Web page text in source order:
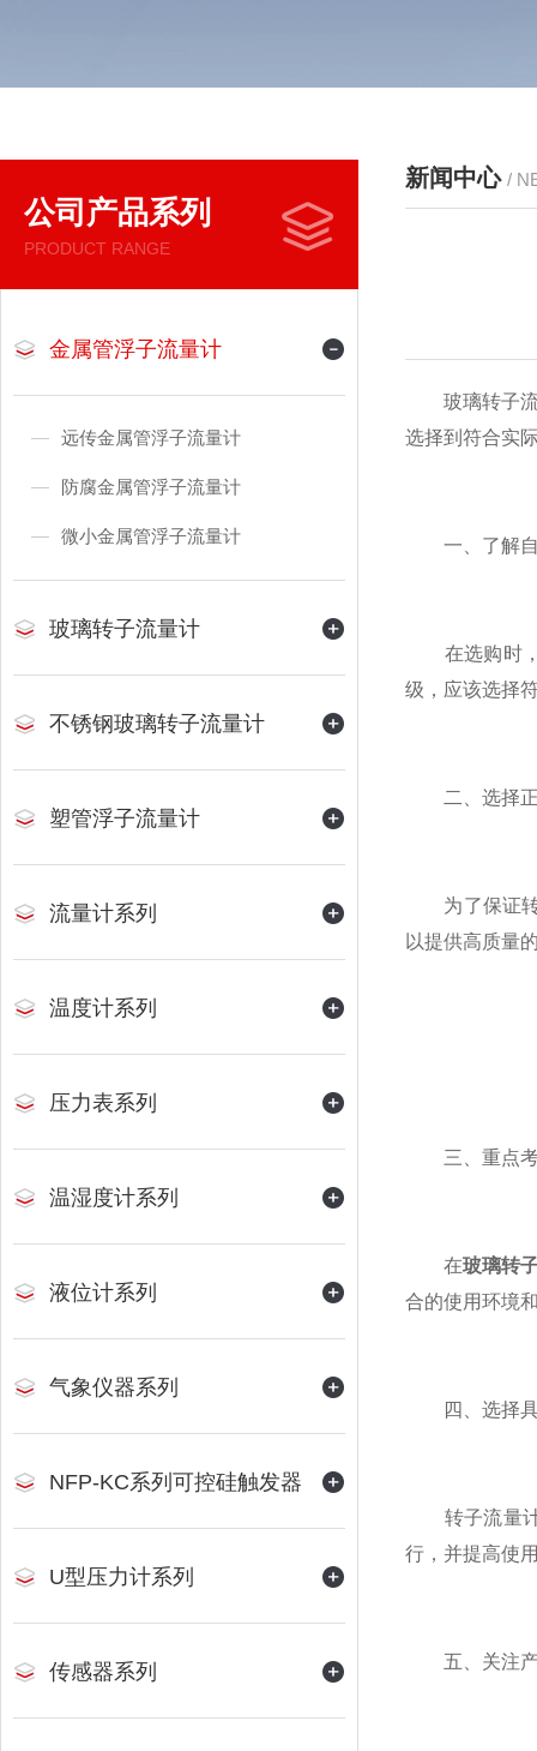
公司产品系列
PRODUCT RANGE
金属管浮子流量计
远传金属管浮子流量计
防腐金属管浮子流量计
微小金属管浮子流量计
玻璃转子流量计
不锈钢玻璃转子流量计
塑管浮子流量计
流量计系列
温度计系列
压力表系列
温湿度计系列
液位计系列
气象仪器系列
NFP-KC系列可控硅触发器
U型压力计系列
传感器系列
新闻中心 /
玻璃转子流
选择到符合实
一、了解自
在选购时，
级，应该选择
二、选择正
为了保证转
以提供高质量
三、重点考
在玻璃转
合的使用环境
四、选择具
转子流量计
行，并提高使
五、关注产